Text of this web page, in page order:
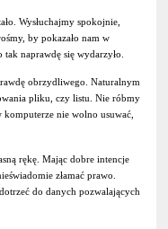
Wysłuchajmy spokojnie,
by pokazało nam w
naprawdę się wydarzyło.
obrzydliwego. Naturalnym
pliku, czy listu. Nie róbmy
komputerze nie wolno usuwać,
rękę. Mając dobre intencje
złamać prawo.
do danych pozwalających